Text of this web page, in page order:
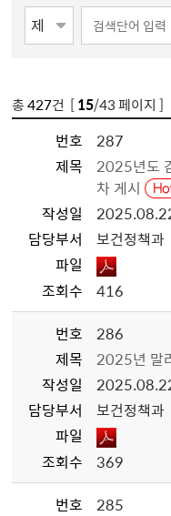
총427건 [15/43 페이지 ]
번호
287
제목
2025년도
차 게시
작성일
담당부서
보건정책과
파일
조회수
416
번호
286
제목
2025년 말
작성일
담당부서
보건정책과
파일
조회수
369
번호
285